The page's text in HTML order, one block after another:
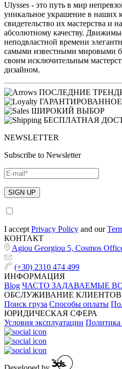
Ulysses - это путь в мир
уникальное украшение в наших
свидетельство их мастерства и
абсолютному качеству.
неподвластной времени
самыми известными мировыми
своим исключительным
дизайном.
ПОСЛЕДНИЕ
ШИРОКИЙ ВЫБОР
БЕСПЛАТНАЯ
NEWSLETTER
Subscribe to Newsletter
I accept Privacy Policy and our
КОНТАКТ
Agiou Georgiou 5, Cosmos
(+30) 2310 474 499
ИНФОРМАЦИЯ
Blog ЧАСТО ЗАДАВАЕМЫЕ
ОБСЛУЖИВАНИЕ КЛИЕНТОВ
Поиск груза Способы оплаты
ЮРИДИЧЕСКАЯ СФЕРА
Условия эксплуатации Политика